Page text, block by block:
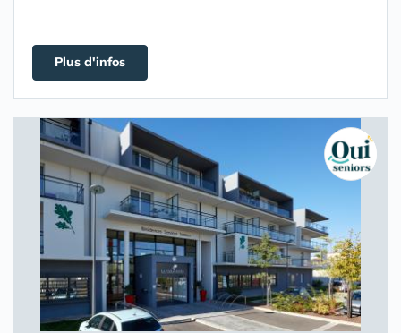
Plus d'infos